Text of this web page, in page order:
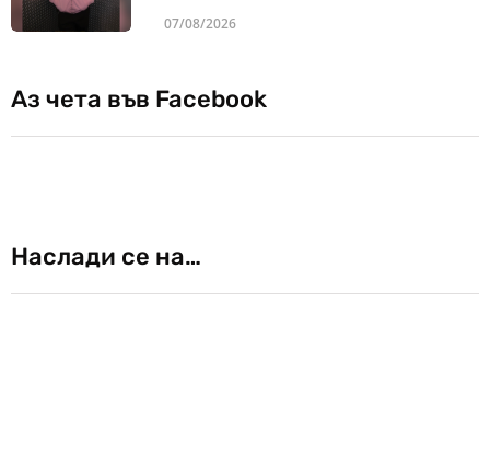
07/08/2026
Аз чета във Facebook
Наслади се на…